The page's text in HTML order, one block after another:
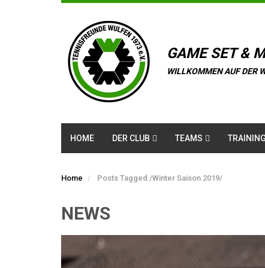
GAME SET &
WILLKOMMEN AUF DER
HOME DER CLUB TEAMS TRAINING
Home Posts Tagged /Winter Saison 2019/
NEWS